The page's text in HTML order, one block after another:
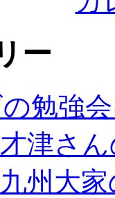
ー
勉強
津さ
州大